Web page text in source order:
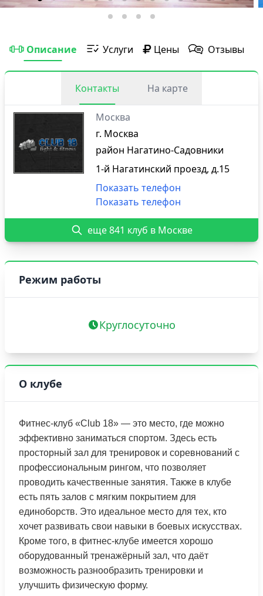
Описание Услуги Цены Отзывы
О клубе
Фитнес-клуб «Club 18» — это место, где можно
эффективно заниматься спортом. Здесь есть
просторный зал для тренировок и соревнований с
профессиональным рингом, что позволяет
проводить качественные занятия. Также в клубе
есть пять залов с мягким покрытием для
единоборств. Это идеальное место для тех, кто
хочет развивать свои навыки в боевых искусствах.
Кроме того, в фитнес-клубе имеется хорошо
оборудованный тренажёрный зал, что даёт
возможность разнообразить тренировки и
улучшить физическую форму.
Контакты На карте
Москва
г. Москва
район Нагатино-Садовники
1-й Нагатинский проезд, д.15
Показать телефон
Показать телефон
еще 841 клуб в Москве
Режим работы
Круглосуточно